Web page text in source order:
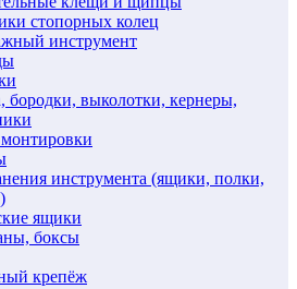
стопорных колец
инструмент
бородки, выколотки, кернеры,
инструмента (ящики, полки,
ящики
боксы
крепёж